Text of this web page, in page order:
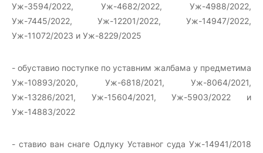
Уж-3594/2022, Уж-4682/2022, Уж-4988/2022,
Уж-7445/2022, Уж-12201/2022, Уж-14947/2022,
Уж-11072/2023 и Уж-8229/2025
- обуставио поступке по уставним жалбама у предметима
Уж-10893/2020, Уж-6818/2021, Уж-8064/2021,
Уж-13286/2021, Уж-15604/2021, Уж-5903/2022 и
Уж-14883/2022
- ставио ван снаге Одлуку Уставног суда Уж-14941/2018